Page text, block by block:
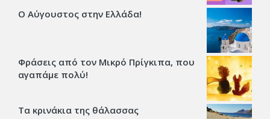
Ο Αύγουστος στην Ελλάδα!
Φράσεις από τον Μικρό Πρίγκιπα, που
αγαπάμε πολύ!
Τα κρινάκια της θάλασσας